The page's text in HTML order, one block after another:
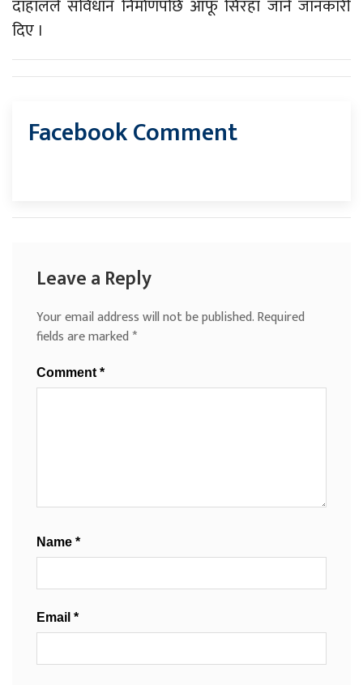
दाहालले संविधान निर्माणपछि आफू सिरहा जाने जानकारी
दिए ।
Facebook Comment
Leave a Reply
Your email address will not be published.Required
fields are marked*
Comment *
Name *
Email *